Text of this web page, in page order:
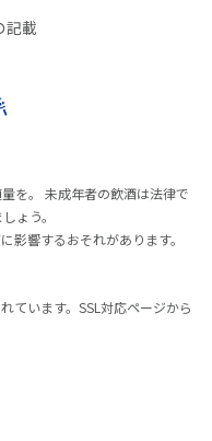
記載
を。 未成年者の飲酒は法律で
ょう。
影響するおそれがあります。
ています。SSL対応ページから